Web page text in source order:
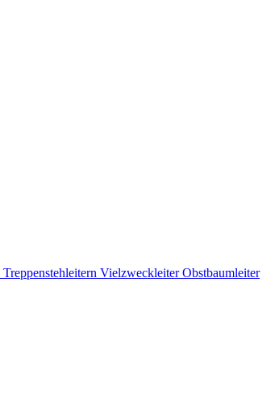
Treppenstehleitern VielzweckleiterObstbaumleiter